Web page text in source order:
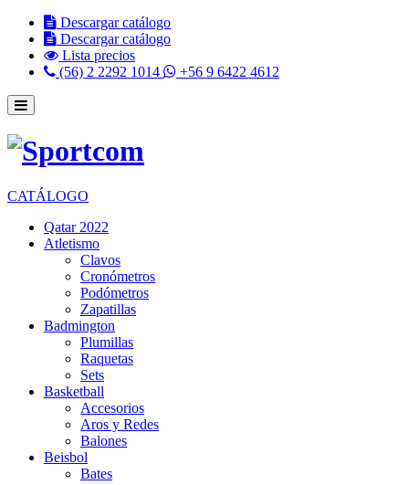
Descargar catálogo
Descargar catálogo
Lista precios
(56) 2 2292 1014
+56 9 6422 4612
CATÁLOGO
Qatar 2022
Atletismo
Clavos
Cronómetros
Podómetros
Zapatillas
Badmington
Plumillas
Raquetas
Sets
Basketball
Accesorios
Aros y Redes
Balones
Beisbol
Bates